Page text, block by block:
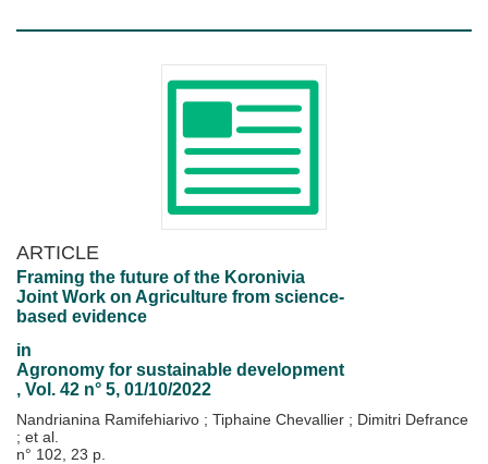
ARTICLE
Framing the future of the Koronivia
Joint Work on Agriculture from science-
based evidence
in
Agronomy for sustainable development
, Vol. 42 n° 5, 01/10/2022
Nandrianina Ramifehiarivo ; Tiphaine Chevallier ; Dimitri Defrance
; et al.
n° 102, 23 p.